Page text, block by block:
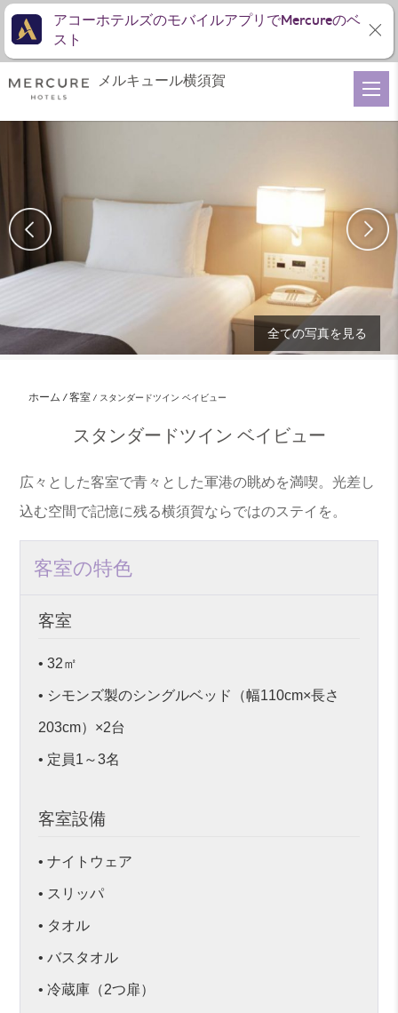
全ての写真を見る
ホーム 客室 スタンダードツイン ベイビュー
スタンダードツイン ベイビュー
広々とした客室で青々とした軍港の眺めを満喫。光差し
込む空間で記憶に残る横須賀ならではのステイを。
客室の特色
客室
• 32㎡
• シモンズ製のシングルベッド（幅110cm×長さ
203cm）×2台
• 定員1～3名
客室設備
• ナイトウェア
• スリッパ
• タオル
• バスタオル
• 冷蔵庫（2つ扉）
メルキュール横須賀
アコーホテルズのモバイルアプリでMercureのベ
スト